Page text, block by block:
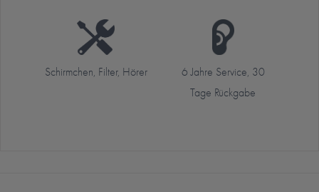
Schirmchen, Filter, Hörer
6 Jahre Service, 30
Tage Rückgabe